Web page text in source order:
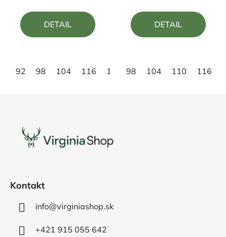
5,0
z
DETAIL
92 98 104 116 128 134 146 158
5,0
z
DETAIL
98 104 110 116
Kontakt
info@virginiashop.sk
+421 915 055 642